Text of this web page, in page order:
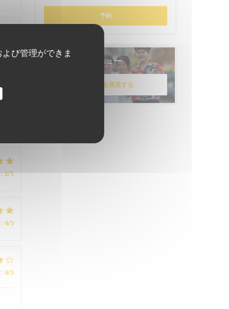
び管理ができま
:5/5
: 4/5
: 4/5
予約
メニュー
メニューを発見する